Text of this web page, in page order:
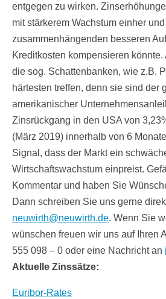
entgegen zu wirken.
mit stärkerem Wachstum einher
zusammenhängenden besseren
Kreditkosten kompensieren
die sog. Schattenbanken, wie z.B.
härtesten treffen, denn sie sind der
amerikanischer
Zinsrückgang in den USA von
(März 2019) innerhalb von 6
Signal, dass der Markt ein
Wirtschaftswachstum einpreist.
Kommentar und haben Sie
Dann schreiben Sie uns gerne
neuwirth@neuwirth.de. Wenn Sie
wünschen freuen wir uns auf Ihren
555 098 – 0 oder eine Nachricht an
Aktuelle Zinssätze:
Euribor-Rates